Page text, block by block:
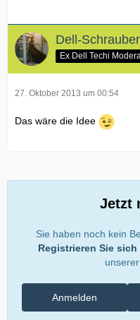
Dell-Schrauber
Ex Dell Techi
27. Oktober 2013 um 00:54
Das wäre die Idee
Jetzt
Sie haben noch kein
Registrieren Sie
Anmelden